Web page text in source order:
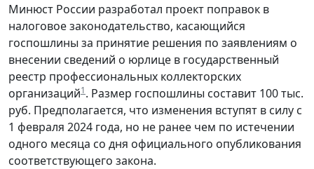
Минюст России разработал проект поправок в
налоговое законодательство, касающийся
госпошлины за принятие решения по заявлениям о
внесении сведений о юрлице в государственный
реестр профессиональных коллекторских
организаций1. Размер госпошлины составит 100 тыс.
руб. Предполагается, что изменения вступят в силу с
1 февраля 2024 года, но не ранее чем по истечении
одного месяца со дня официального опубликования
соответствующего закона.